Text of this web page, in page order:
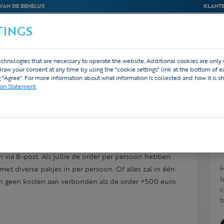
DE BENELUX
BEDRIJVEN
via B-post. Als jullie de order per persoon hebben
diverse pakjes in per persoon. Of alles zal in één
kosten aan verbonden als de order +500 euro
that are necessary to operate the website. Additional cookies are only
your consent at any time by using the "cookie settings" link at the bottom of
For more information about what information is collected and how it is
Statement.